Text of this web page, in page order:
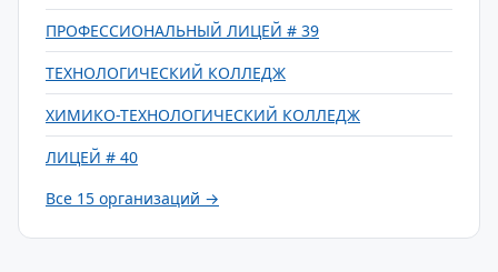
ПРОФЕССИОНАЛЬНЫЙ ЛИЦЕЙ # 39
ТЕХНОЛОГИЧЕСКИЙ КОЛЛЕДЖ
ХИМИКО-ТЕХНОЛОГИЧЕСКИЙ КОЛЛЕДЖ
ЛИЦЕЙ # 40
Все 15 организаций →